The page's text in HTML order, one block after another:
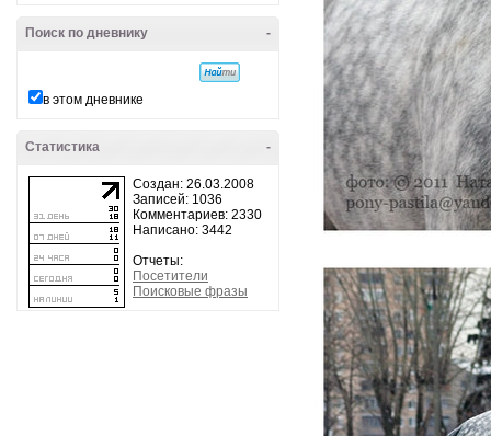
-
Поиск по дневнику
в этом дневнике
-
Статистика
Создан: 26.03.2008
Записей: 1036
Комментариев: 2330
Написано: 3442
Отчеты:
Посетители
Поисковые фразы